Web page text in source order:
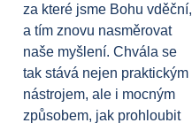
za které jsme Bohu vděční,
a tím znovu nasměrovat
naše myšlení. Chvála se
tak stává nejen praktickým
nástrojem, ale i mocným
způsobem, jak prohloubit